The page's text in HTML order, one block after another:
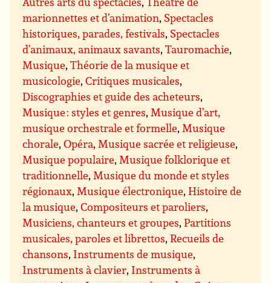
marionnettes et d’animation, Spectacles
historiques, parades, festivals, Spectacles
d’animaux, animaux savants,Tauromachie,
Musique,Théorie de la musique et
musicologie,Critiques musicales,
Discographies et guide des acheteurs,
Musique : styles et genres,Musique d’art,
musique orchestrale et formelle,Musique
chorale,Opéra,Musique sacrée et religieuse,
Musique populaire,Musique folklorique et
traditionnelle,Musique du monde et styles
régionaux,Musique électronique,Histoire de
la musique,Compositeurs et paroliers,
Musiciens, chanteurs et groupes,Partitions
musicales, paroles et librettos,Recueils de
chansons, Instruments de musique,
Instruments à clavier, Instruments à